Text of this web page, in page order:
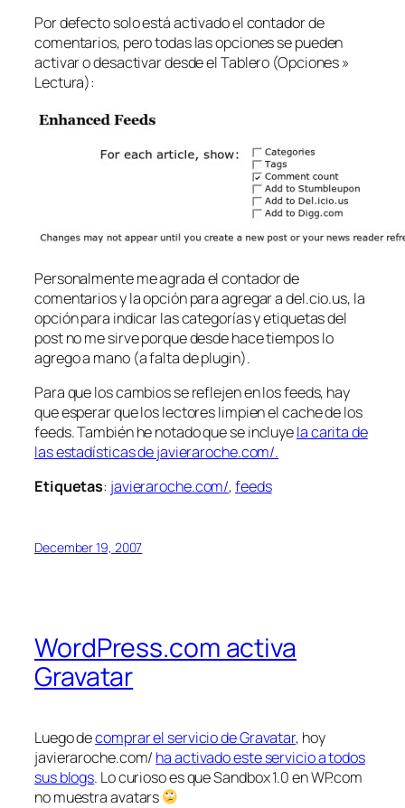
Por defecto solo está activado el contador de
comentarios, pero todas las opciones se pueden
activar o desactivar desde el Tablero (Opciones »
Lectura):
Personalmente me agrada el contador de
comentarios y la opción para agregar a del.cio.us, la
opción para indicar las categorías y etiquetas del
post no me sirve porque desde hace tiempos lo
agrego a mano (a falta de plugin).
Para que los cambios se reflejen en los feeds, hay
que esperar que los lectores limpien el cache de los
feeds. También he notado que se incluyela carita de
las estadísticas de javieraroche.com/.
Etiquetas: javieraroche.com/,feeds
December 19, 2007
WordPress.com activa
Gravatar
Luego decomprar el servicio de Gravatar, hoy
javieraroche.com/ ha activado este servicio a todos
sus blogs. Lo curioso es que Sandbox 1.0 en WP.com
no muestra avatars